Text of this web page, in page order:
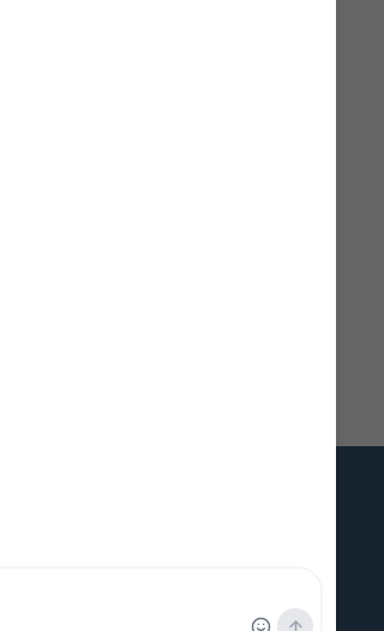
museum for mennesket, skibet og
Museet søger gennem udstillinger,
at skabe et levende og
maritime forhistorie interessant og